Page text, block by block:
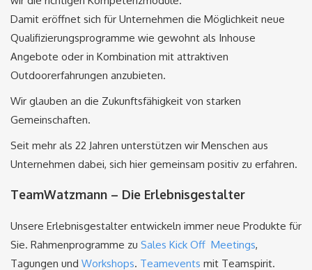
Damit eröffnet sich für Unternehmen die Möglichkeit neue
Qualifizierungsprogramme wie gewohnt als Inhouse
Angebote oder in Kombination mit attraktiven
Outdoorerfahrungen anzubieten.
Wir glauben an die Zukunftsfähigkeit von starken
Gemeinschaften.
Seit mehr als 22 Jahren unterstützen wir Menschen aus
Unternehmen dabei, sich hier gemeinsam positiv zu erfahren.
TeamWatzmann – Die Erlebnisgestalter
Unsere Erlebnisgestalter entwickeln immer neue Produkte für
Sie. Rahmenprogramme zu Sales Kick Off Meetings,
Tagungen und Workshops. Teamevents mit Teamspirit.